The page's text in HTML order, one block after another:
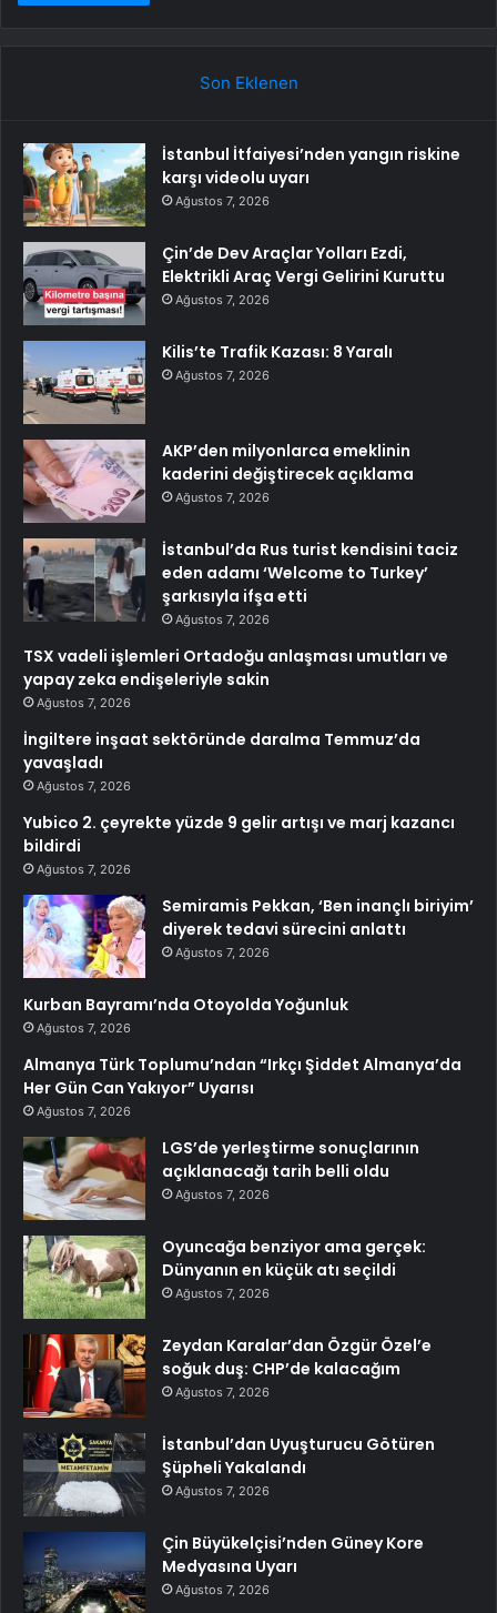
Son Eklenen
İstanbul İtfaiyesi’nden yangın riskine
karşı videolu uyarı
Ağustos 7, 2026
Çin’de Dev Araçlar Yolları Ezdi,
Elektrikli Araç Vergi Gelirini Kuruttu
Ağustos 7, 2026
Kilis’te Trafik Kazası: 8 Yaralı
Ağustos 7, 2026
AKP’den milyonlarca emeklinin
kaderini değiştirecek açıklama
Ağustos 7, 2026
İstanbul’da Rus turist kendisini taciz
eden adamı ‘Welcome to Turkey’
şarkısıyla ifşa etti
Ağustos 7, 2026
TSX vadeli işlemleri Ortadoğu anlaşması umutları ve
yapay zeka endişeleriyle sakin
Ağustos 7, 2026
İngiltere inşaat sektöründe daralma Temmuz’da
yavaşladı
Ağustos 7, 2026
Yubico 2. çeyrekte yüzde 9 gelir artışı ve marj kazancı
bildirdi
Ağustos 7, 2026
Semiramis Pekkan, ‘Ben inançlı biriyim’
diyerek tedavi sürecini anlattı
Ağustos 7, 2026
Kurban Bayramı’nda Otoyolda Yoğunluk
Ağustos 7, 2026
Almanya Türk Toplumu’ndan “Irkçı Şiddet Almanya’da
Her Gün Can Yakıyor” Uyarısı
Ağustos 7, 2026
LGS’de yerleştirme sonuçlarının
açıklanacağı tarih belli oldu
Ağustos 7, 2026
Oyuncağa benziyor ama gerçek:
Dünyanın en küçük atı seçildi
Ağustos 7, 2026
Zeydan Karalar’dan Özgür Özel’e
soğuk duş: CHP’de kalacağım
Ağustos 7, 2026
İstanbul’dan Uyuşturucu Götüren
Şüpheli Yakalandı
Ağustos 7, 2026
Çin Büyükelçisi’nden Güney Kore
Medyasına Uyarı
Ağustos 7, 2026